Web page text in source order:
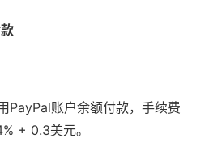
PayPal账户余额付款，手续费
+ 0.3美元。